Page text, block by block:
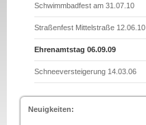
Schwimmbadfest am 31.07.10
Straßenfest Mittelstraße 12.06.10
Ehrenamtstag 06.09.09
Schneeversteigerung 14.03.06
Neuigkeiten: